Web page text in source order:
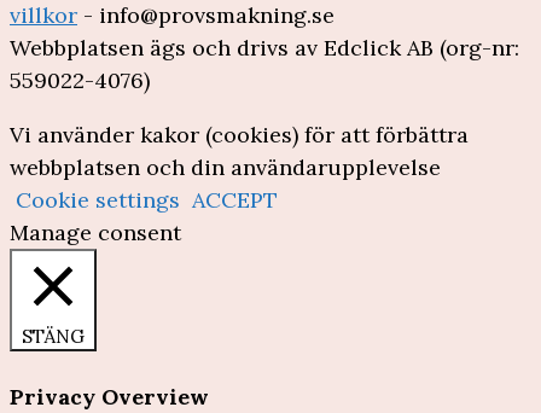
villkor - info@provsmakning.se
Webbplatsen ägs och drivs av Edclick AB (org-nr:
559022-4076)
Vi använder kakor (cookies) för att förbättra
webbplatsen och din användarupplevelse
Cookie settings ACCEPT
Manage consent
STÄNG
Privacy Overview